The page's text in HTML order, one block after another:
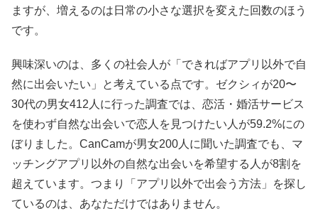
ますが、増えるのは日常の小さな選択を変えた回数のほう
です。
興味深いのは、多くの社会人が「できればアプリ以外で自
然に出会いたい」と考えている点です。ゼクシィが20〜
30代の男女412人に行った調査では、恋活・婚活サービス
を使わず自然な出会いで恋人を見つけたい人が59.2%にの
ぼりました。CanCamが男女200人に聞いた調査でも、マ
ッチングアプリ以外の自然な出会いを希望する人が8割を
超えています。つまり「アプリ以外で出会う方法」を探し
ているのは、あなただけではありません。